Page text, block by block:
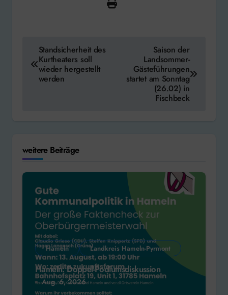
Beitragsnavigation
Standsicherheit des
Kurtheaters soll
wieder hergestellt
werden
Saison der
Landsommer-
Gästeführungen
startet am Sonntag
(26.02) in
Fischbeck
weitere Beiträge
Hameln Landkreis Hameln-Pyrmont
Hameln: Doppel-Podiumsdiskussion
Aug. 6, 2026